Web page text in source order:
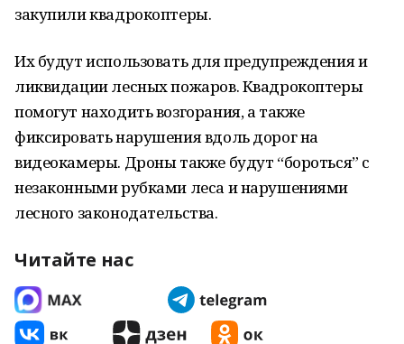
закупили квадрокоптеры.
Их будут использовать для предупреждения и
ликвидации лесных пожаров. Квадрокоптеры
помогут находить возгорания, а также
фиксировать нарушения вдоль дорог на
видеокамеры. Дроны также будут “бороться” с
незаконными рубками леса и нарушениями
лесного законодательства.
Читайте нас